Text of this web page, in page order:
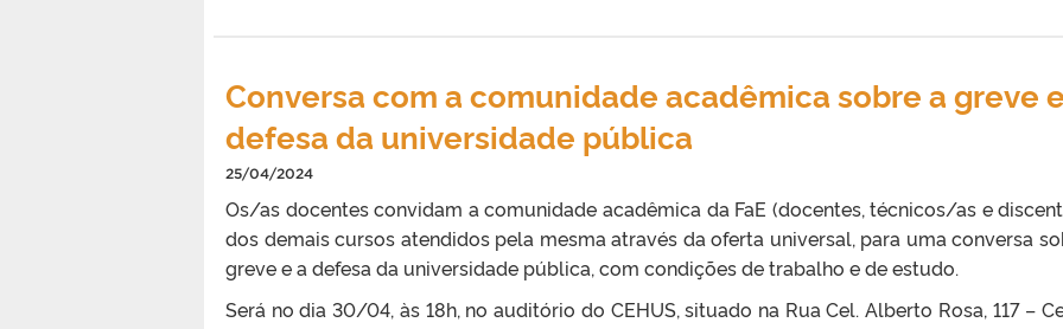
Conversa com a comunidade acadêmica sobre a greve
defesa da universidade pública
25/04/2024
Os/as docentes convidam a comunidade acadêmica da FaE (docentes, técnicos/as e
dos demais cursos atendidos pela mesma através da oferta universal, para uma conversa
greve e a defesa da universidade pública, com condições de trabalho e de estudo.
Será no dia 30/04, às 18h, no auditório do CEHUS, situado na Rua Cel. Alberto Rosa, 117 –